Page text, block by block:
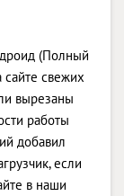
(Полный
сайте свежих
вырезаны
работы
добавил
если
в наши